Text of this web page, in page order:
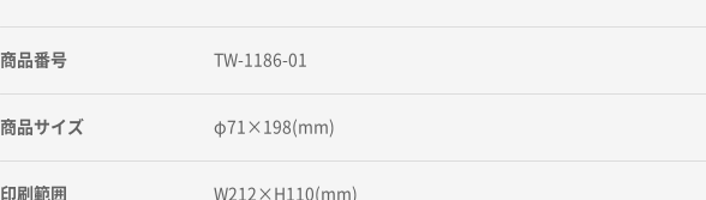
商品番号 TW-1186-01
商品サイズ φ71×198(mm)
印刷範囲 W212×H110(mm)